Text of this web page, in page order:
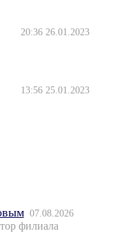
20:36 26.01.2023
13:56 25.01.2023
07.08.2026
филиала